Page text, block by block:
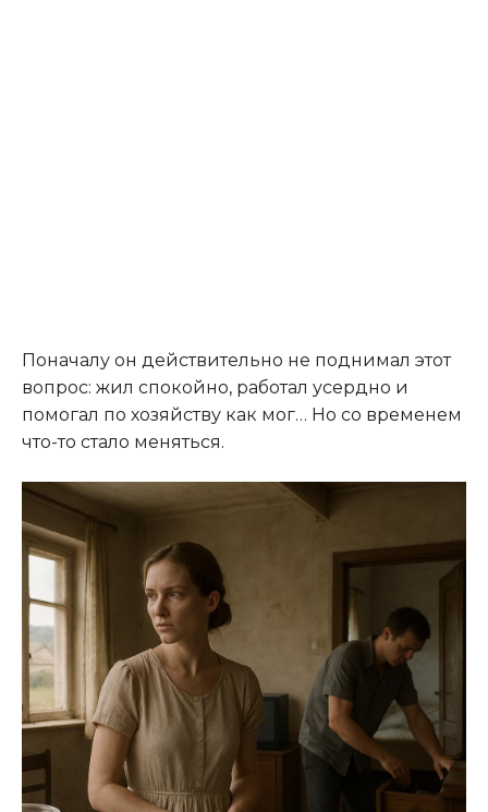
Поначалу он действительно не поднимал этот
вопрос: жил спокойно, работал усердно и
помогал по хозяйству как мог… Но со временем
что-то стало меняться.